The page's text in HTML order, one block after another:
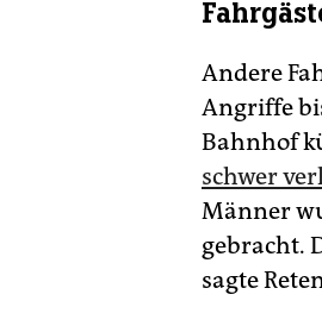
Andere
Angriffe
Bahnhof
schwer
Männer
gebracht.
sagte